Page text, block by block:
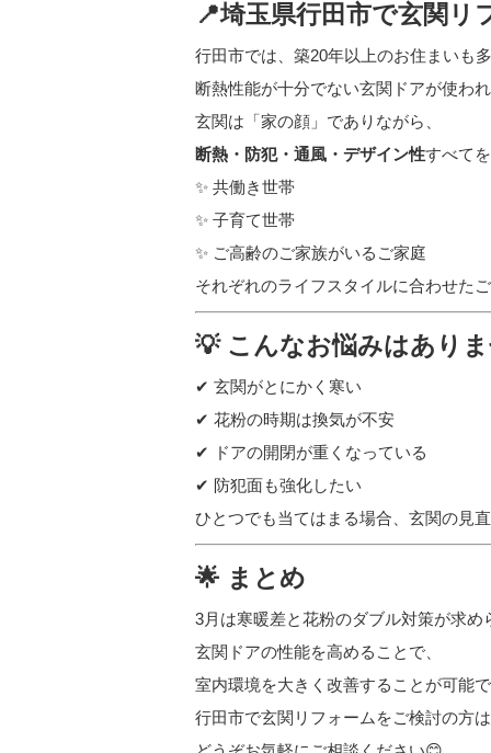
📍埼玉県行田市で玄関リ
行田市では、築20年以上のお住まいも
断熱性能が十分でない玄関ドアが使わ
玄関は「家の顔」でありながら、
断熱・防犯・通風・デザイン性すべて
✨ 共働き世帯
✨ 子育て世帯
✨ ご高齢のご家族がいるご家庭
それぞれのライフスタイルに合わせた
💡 こんなお悩みはあり
✔ 玄関がとにかく寒い
✔ 花粉の時期は換気が不安
✔ ドアの開閉が重くなっている
✔ 防犯面も強化したい
ひとつでも当てはまる場合、玄関の見
🌟 まとめ
3月は寒暖差と花粉のダブル対策が求め
玄関ドアの性能を高めることで、
室内環境を大きく改善することが可能
行田市で玄関リフォームをご検討の方